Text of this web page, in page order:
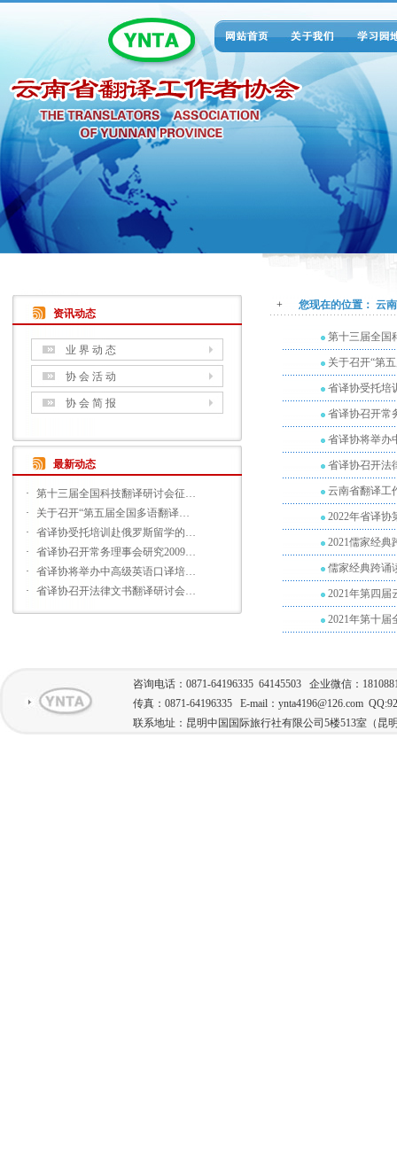
资讯动态
业 界 动 态
协 会 活 动
协 会 简 报
最新动态
·
第十三届全国科技翻译研讨会征…
·
关于召开“第五届全国多语翻译…
·
省译协受托培训赴俄罗斯留学的…
·
省译协召开常务理事会研究2009…
·
省译协将举办中高级英语口译培…
·
省译协召开法律文书翻译研讨会…
+ 您现在的位置： 云
第十三届全国
关于召开“第
省译协受托培
省译协召开常
省译协将举办
省译协召开法
云南省翻译
2022年省译协
2021儒家经典
儒家经典跨诵
2021年第四届
2021年第十
咨询电话：0871-64196335 64145503 企业微信：
传真：0871-64196335 E-mail：ynta4196@126.com
联系地址：昆明中国国际旅行社有限公司5楼513室（昆